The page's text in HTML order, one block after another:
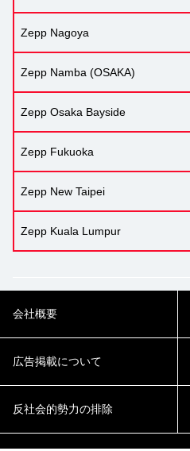
Zepp Nagoya
Zepp Namba (OSAKA)
Zepp Osaka Bayside
Zepp Fukuoka
Zepp New Taipei
Zepp Kuala Lumpur
会社概要
広告掲載について
反社会的勢力の排除